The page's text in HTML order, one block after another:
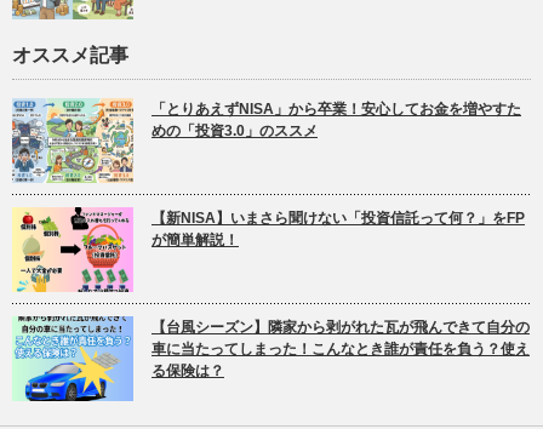
オススメ記事
「とりあえずNISA」から卒業！安心してお金を増やすた
めの「投資3.0」のススメ
【新NISA】いまさら聞けない「投資信託って何？」をFP
が簡単解説！
【台風シーズン】隣家から剥がれた瓦が飛んできて自分の
車に当たってしまった！こんなとき誰が責任を負う？使え
る保険は？